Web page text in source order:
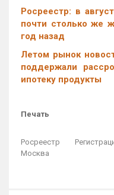
Росреестр: в
почти столько же
год назад
Летом рынок
поддержали
ипотеку продукты
Печать
Росреестр
Москва